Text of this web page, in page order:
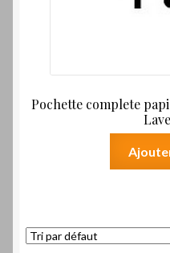
Pochette complete